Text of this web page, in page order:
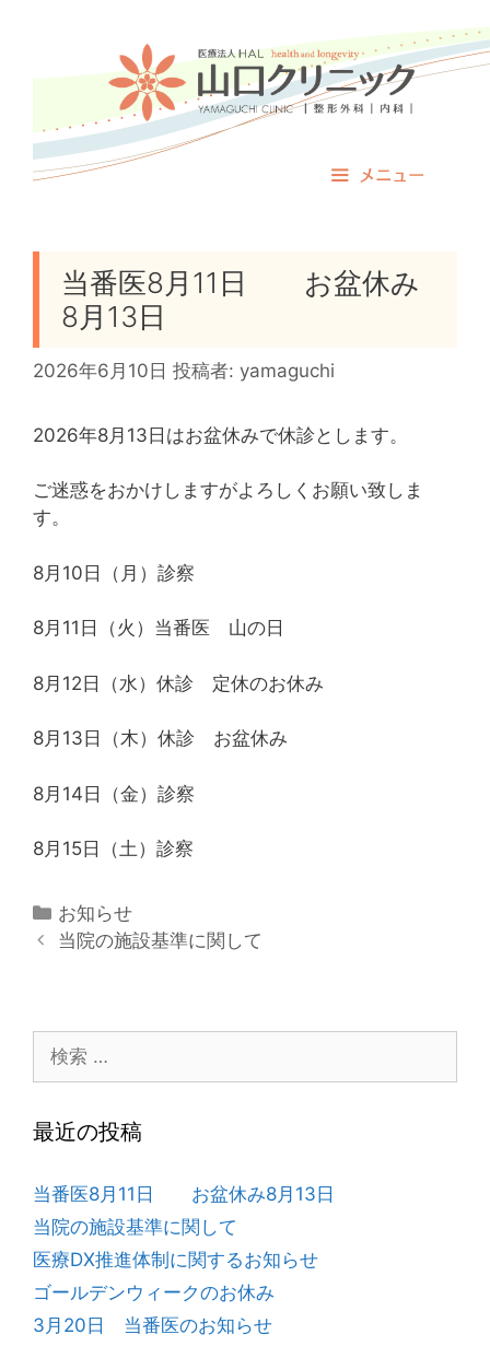
メニュー
当番医8月11日 お盆休み
8月13日
2026年6月10日 投稿者: yamaguchi
2026年8月13日はお盆休みで休診とします。
ご迷惑をおかけしますがよろしくお願い致しま
す。
8月10日（月）診察
8月11日（火）当番医 山の日
8月12日（水）休診 定休のお休み
8月13日（木）休診 お盆休み
8月14日（金）診察
8月15日（土）診察
カ
テ
お知らせ
投
ー
ョ
当院の施設基準に関して
索:
最近の投稿
当番医8月11日 お盆休み8月13日
当院の施設基準に関して
医療DX推進体制に関するお知らせ
ゴールデンウィークのお休み
3月20日 当番医のお知らせ